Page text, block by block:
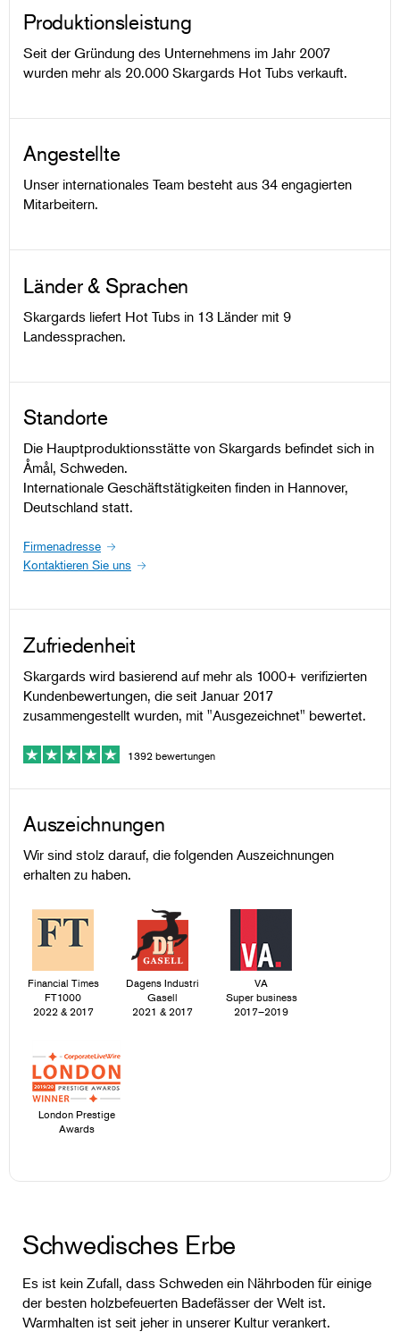
Produktionsleistung
Seit der Gründung des Unternehmens im Jahr 2007
wurden mehr als 20.000 Skargards Hot Tubs verkauft.
Angestellte
Unser internationales Team besteht aus 34 engagierten
Mitarbeitern.
Länder & Sprachen
Skargards liefert Hot Tubs in 13 Länder mit 9
Landessprachen.
Standorte
Die Hauptproduktionsstätte von Skargards befindet sich in
Åmål, Schweden.
Internationale Geschäftstätigkeiten finden in Hannover,
Deutschland statt.
Firmenadresse
Kontaktieren Sie uns
Zufriedenheit
Skargards wird basierend auf mehr als 1000+ verifizierten
Kundenbewertungen, die seit Januar 2017
zusammengestellt wurden, mit "Ausgezeichnet" bewertet.
1392 bewertungen
Auszeichnungen
Wir sind stolz darauf, die folgenden Auszeichnungen
erhalten zu haben.
Financial Times
FT1000
2022 & 2017
Dagens Industri
Gasell
2021 & 2017
VA
Super business
2017–2019
London Prestige
Awards
Schwedisches Erbe
Es ist kein Zufall, dass Schweden ein Nährboden für einige
der besten holzbefeuerten Badefässer der Welt ist.
Warmhalten ist seit jeher in unserer Kultur verankert.